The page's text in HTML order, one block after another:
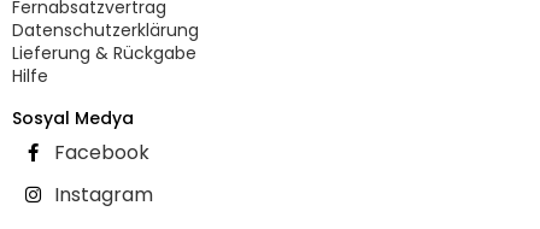
Fernabsatzvertrag
Datenschutzerklärung
Lieferung & Rückgabe
Hilfe
Sosyal Medya
Facebook
Instagram